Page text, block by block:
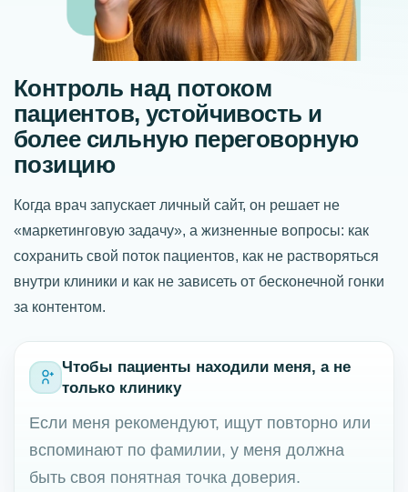
Контроль над потоком
пациентов, устойчивость и
более сильную переговорную
позицию
Когда врач запускает личный сайт, он решает не
«маркетинговую задачу», а жизненные вопросы: как
сохранить свой поток пациентов, как не растворяться
внутри клиники и как не зависеть от бесконечной гонки
за контентом.
Чтобы пациенты находили меня, а не
только клинику
Если меня рекомендуют, ищут повторно или
вспоминают по фамилии, у меня должна
быть своя понятная точка доверия.